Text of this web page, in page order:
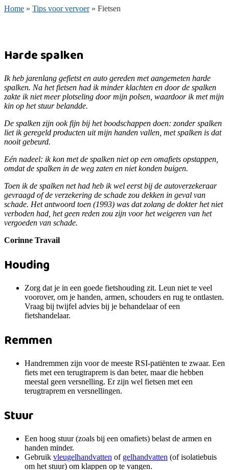
Home » Tips voor vervoer» Fietsen
Harde spalken
Ik heb jarenlang gefietst en auto gereden met aangemeten harde
spalken. Na het fietsen had ik minder klachten en door de spalken
zakte ik niet meer plotseling door mijn polsen, waardoor ik met mijn
kin op het stuur belandde.
De spalken zijn ook fijn bij het boodschappen doen: zonder spalken
liet ik geregeld producten uit mijn handen vallen, met spalken is dat
nooit gebeurd.
Eén nadeel: ik kon met de spalken niet op een omafiets opstappen,
omdat de spalken in de weg zaten en niet konden buigen.
Toen ik de spalken net had heb ik wel eerst bij de autoverzekeraar
gevraagd of de verzekering de schade zou dekken in geval van
schade. Het antwoord toen (1993) was dat zolang de dokter het niet
verboden had, het geen reden zou zijn voor het weigeren van het
vergoeden van schade.
Corinne Travail
Houding
Zorg dat je in een goede fietshouding zit. Leun niet te veel
voorover, om je handen, armen, schouders en rug te ontlasten.
Vraag bij twijfel advies bij je behandelaar of een
fietshandelaar.
Remmen
Handremmen zijn voor de meeste RSI-patiënten te zwaar. Een
fiets met een terugtraprem is dan beter, maar die hebben
meestal geen versnelling. Er zijn wel fietsen met een
terugtraprem en versnellingen.
Stuur
Een hoog stuur (zoals bij een omafiets) belast de armen en
handen minder.
Gebruik vleugelhandvatten of gelhandvatten (of isolatiebuis
om het stuur) om klappen op te vangen.